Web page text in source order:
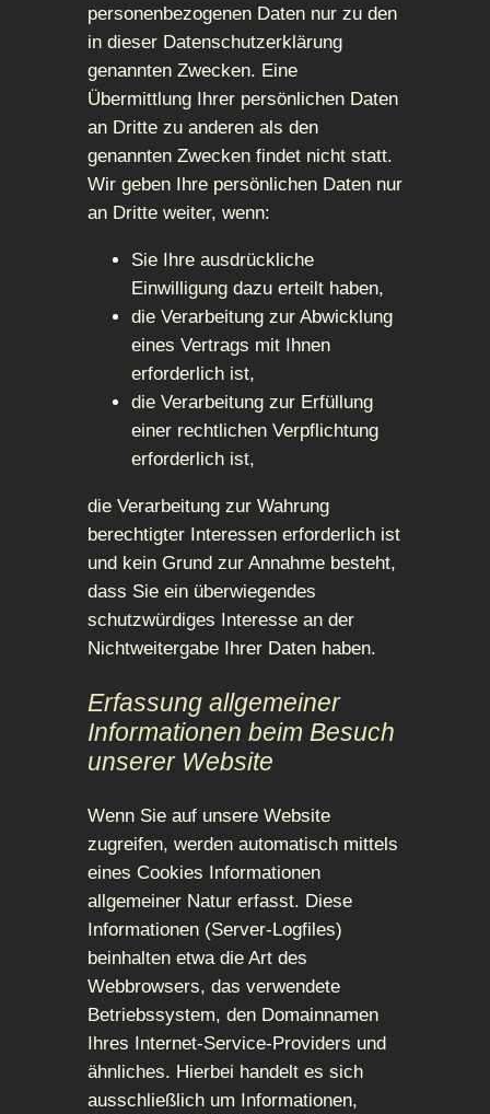
personenbezogenen Daten nur zu den
in dieser Datenschutzerklärung
genannten Zwecken. Eine
Übermittlung Ihrer persönlichen Daten
an Dritte zu anderen als den
genannten Zwecken findet nicht statt.
Wir geben Ihre persönlichen Daten nur
an Dritte weiter, wenn:
Sie Ihre ausdrückliche
Einwilligung dazu erteilt haben,
die Verarbeitung zur Abwicklung
eines Vertrags mit Ihnen
erforderlich ist,
die Verarbeitung zur Erfüllung
einer rechtlichen Verpflichtung
erforderlich ist,
die Verarbeitung zur Wahrung
berechtigter Interessen erforderlich ist
und kein Grund zur Annahme besteht,
dass Sie ein überwiegendes
schutzwürdiges Interesse an der
Nichtweitergabe Ihrer Daten haben.
Erfassung allgemeiner
Informationen beim Besuch
unserer Website
Wenn Sie auf unsere Website
zugreifen, werden automatisch mittels
eines Cookies Informationen
allgemeiner Natur erfasst. Diese
Informationen (Server-Logfiles)
beinhalten etwa die Art des
Webbrowsers, das verwendete
Betriebssystem, den Domainnamen
Ihres Internet-Service-Providers und
ähnliches. Hierbei handelt es sich
ausschließlich um Informationen,